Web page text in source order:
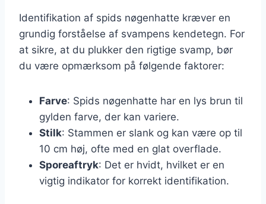
Identifikation af spids nøgenhatte kræver en
grundig forståelse af svampens kendetegn. For
at sikre, at du plukker den rigtige svamp, bør
du være opmærksom på følgende faktorer:
Farve: Spids nøgenhatte har en lys brun til
gylden farve, der kan variere.
Stilk: Stammen er slank og kan være op til
10 cm høj, ofte med en glat overflade.
Sporeaftryk: Det er hvidt, hvilket er en
vigtig indikator for korrekt identifikation.